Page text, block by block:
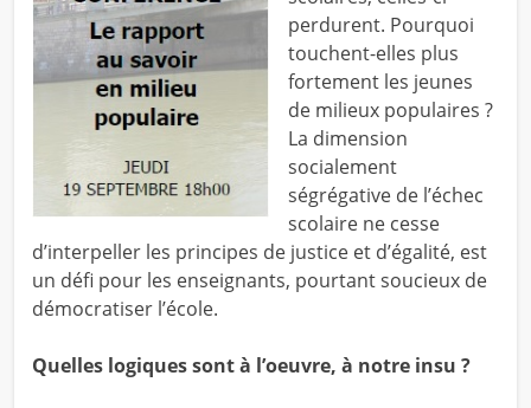
perdurent. Pourquoi
touchent-elles plus
fortement les jeunes
de milieux populaires ?
La dimension
socialement
ségrégative de l’échec
scolaire ne cesse
d’interpeller les principes de justice et d’égalité, est
un défi pour les enseignants, pourtant soucieux de
démocratiser l’école.
Quelles logiques sont à l’oeuvre, à notre insu ?